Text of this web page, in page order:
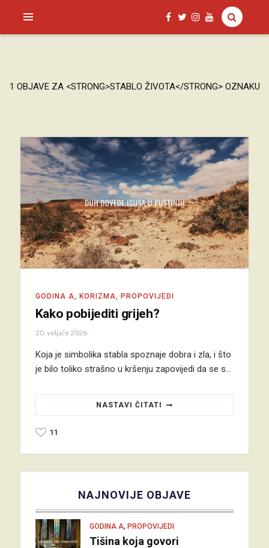
SAGUD.XYZ
1 OBJAVE ZA <STRONG>STABLO ŽIVOTA</STRONG> OZNAKU
GODINA A KORIZMA PROPOVIJEDI
Kako pobijediti grijeh?
20. veljače 2026.
Koja je simbolika stabla spoznaje dobra i zla, i što
je bilo toliko strašno u kršenju zapovijedi da se s…
NASTAVI ČITATI
11
NAJNOVIJE OBJAVE
GODINA A, PROPOVIJEDI
Tišina koja govori